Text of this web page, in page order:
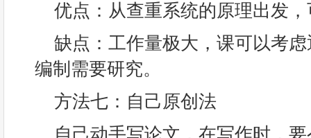
优点：从查重系统的原理出发
缺点：工作量极大，课可以考
编制需要研究。
方法七：自己原创法